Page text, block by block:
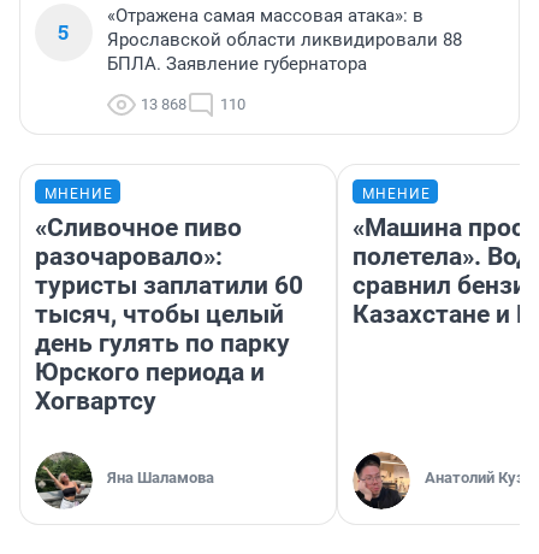
5
«Отражена самая массовая атака»: в
Ярославской области ликвидировали 88
БПЛА. Заявление губернатора
13 868 110
МНЕНИЕ
«Сливочное пиво
разочаровало»:
туристы заплатили 60
тысяч, чтобы целый
день гулять по парку
Юрского периода и
Хогвартсу
Яна Шаламова
МНЕНИЕ
«Машина
полетела».
сравнил
Казахстане и
Анатолий